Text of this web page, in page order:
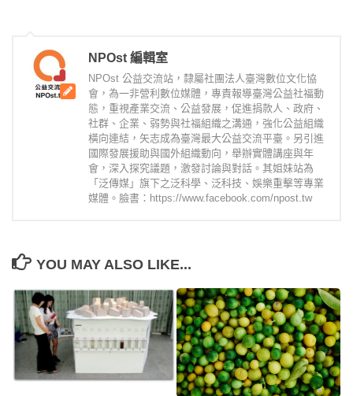
NPOst 編輯室
NPOst 公益交流站，隸屬社團法人臺灣數位文化協
會，為一非營利數位媒體，專責報導臺灣公益社福動
態，重視產業交流、公益發展，促進捐款人、政府、
社群、企業、弱勢與社福組織之溝通，強化公益組織
橫向連結，矢志成為臺灣最大公益交流平臺。另引進
國際發展援助與國外組織動向，舉辦實體講座與年
會，深入探究議題，激發討論與對話。其姐妹站為
「泛傳媒」旗下之泛科學、泛科技、娛樂重擊等專業
媒體。臉書：https://www.facebook.com/npost.tw
YOU MAY ALSO LIKE...